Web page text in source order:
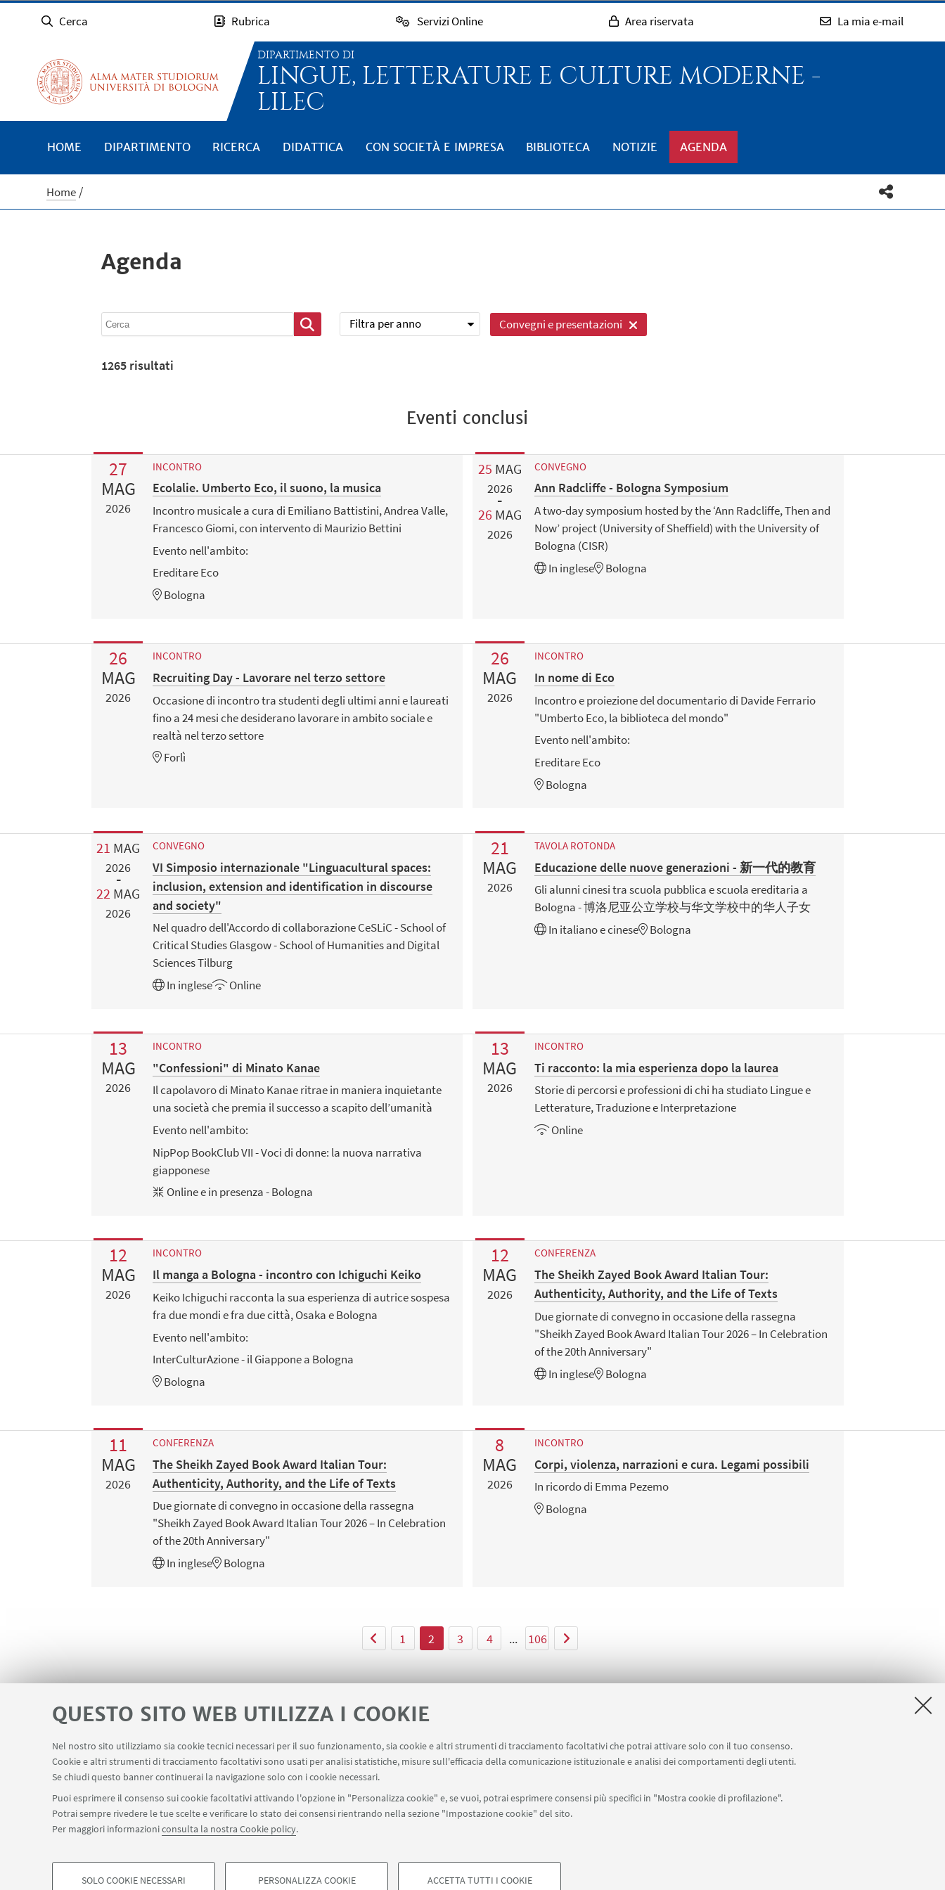
QUESTO SITO WEB UTILIZZA I COOKIE
Nel nostro sito utilizziamo sia cookie tecnici necessari per il suo funzionamento, sia cookie e altri strumenti di tracciamento facoltativi che potrai attivare solo con il tuo consenso.
Cookie e altri strumenti di tracciamento facoltativi sono usati per analisi statistiche, misure sull'efficacia della comunicazione istituzionale e analisi dei comportamenti degli utenti.
Se chiudi questo banner continuerai la navigazione solo con i cookie necessari.
Puoi esprimere il consenso sui cookie facoltativi attivando l'opzione in "Personalizza cookie" e, se vuoi, potrai esprimere consensi più specifici in "Mostra cookie di profilazione".
Potrai sempre rivedere le tue scelte e verificare lo stato dei consensi rientrando nella sezione "Impostazione cookie" del sito.
Per maggiori informazioniconsulta la nostra Cookie policy.
SOLO COOKIE NECESSARI PERSONALIZZA COOKIE ACCETTA TUTTI I COOKIE
Cerca Rubrica Servizi Online Area riservata La mia e-mail
DIPARTIMENTO DI
LINGUE, LETTERATURE E CULTURE MODERNE -
LILEC
HOME DIPARTIMENTO RICERCA DIDATTICA CON SOCIETÀ E IMPRESA BIBLIOTECA NOTIZIE AGENDA
Home
Agenda
Filtra per anno Convegni e presentazioni
1265 risultati
Eventi conclusi
27
MAG
2026
INCONTRO
Ecolalie. Umberto Eco, il suono, la musica
Incontro musicale a cura di Emiliano Battistini, Andrea Valle,
Francesco Giomi, con intervento di Maurizio Bettini
Evento nell'ambito:
Ereditare Eco
Bologna
25 MAG
2026
26 MAG
2026
CONVEGNO
Ann Radcliffe - Bologna Symposium
A two-day symposium hosted by the ‘Ann Radcliffe, Then and
Now’ project (University of Sheffield) with the University of
Bologna (CISR)
In inglese Bologna
26
MAG
2026
INCONTRO
Recruiting Day - Lavorare nel terzo settore
Occasione di incontro tra studenti degli ultimi anni e laureati
fino a 24 mesi che desiderano lavorare in ambito sociale e
realtà nel terzo settore
Forlì
26
MAG
2026
INCONTRO
In nome di Eco
Incontro e proiezione del documentario di Davide Ferrario
"Umberto Eco, la biblioteca del mondo"
Evento nell'ambito:
Ereditare Eco
Bologna
21 MAG
2026
22 MAG
2026
CONVEGNO
VI Simposio internazionale "Linguacultural spaces:
inclusion, extension and identification in discourse
and society"
Nel quadro dell'Accordo di collaborazione CeSLiC - School of
Critical Studies Glasgow - School of Humanities and Digital
Sciences Tilburg
In inglese Online
21
MAG
2026
TAVOLA ROTONDA
Educazione delle nuove generazioni - 新一代的教育
Gli alunni cinesi tra scuola pubblica e scuola ereditaria a
Bologna - 博洛尼亚公立学校与华文学校中的华人子女
In italianoecinese Bologna
13
MAG
2026
INCONTRO
"Confessioni" di Minato Kanae
Il capolavoro di Minato Kanae ritrae in maniera inquietante
una società che premia il successo a scapito dell’umanità
Evento nell'ambito:
NipPop BookClub VII - Voci di donne: la nuova narrativa
giapponese
Online e in presenza - Bologna
13
MAG
2026
INCONTRO
Ti racconto: la mia esperienza dopo la laurea
Storie di percorsi e professioni di chi ha studiato Lingue e
Letterature, Traduzione e Interpretazione
Online
12
MAG
2026
INCONTRO
Il manga a Bologna - incontro con Ichiguchi Keiko
Keiko Ichiguchi racconta la sua esperienza di autrice sospesa
fra due mondi e fra due città, Osaka e Bologna
Evento nell'ambito:
InterCulturAzione - il Giappone a Bologna
Bologna
12
MAG
2026
CONFERENZA
The Sheikh Zayed Book Award Italian Tour:
Authenticity, Authority, and the Life of Texts
Due giornate di convegno in occasione della rassegna
"Sheikh Zayed Book Award Italian Tour 2026 – In Celebration
of the 20th Anniversary"
In inglese Bologna
11
MAG
2026
CONFERENZA
The Sheikh Zayed Book Award Italian Tour:
Authenticity, Authority, and the Life of Texts
Due giornate di convegno in occasione della rassegna
"Sheikh Zayed Book Award Italian Tour 2026 – In Celebration
of the 20th Anniversary"
In inglese Bologna
8
MAG
2026
INCONTRO
Corpi, violenza, narrazioni e cura. Legami possibili
In ricordo di Emma Pezemo
Bologna
1 2 3 4 ... 106
LINK UTILI Servizi interni Area riservata Segnala un evento Contatti
SEGUI IL DIPARTIMENTO SU: SEGUI UNIBO SU:
©Copyright 2026 - ALMA MATER STUDIORUM - Università di Bologna - Via Zamboni, 33 - 40126 Bologna - PI: 01131710376 - CF: 80007010376
Note legali Informazioni sul sito e accessibilità Impostazioni Cookie